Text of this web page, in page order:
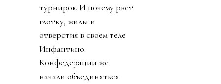
турниров. И почему рвет
глотку, жилы и
отверстия в своем теле
Инфантино.
Конфедерации же
начали объединяться